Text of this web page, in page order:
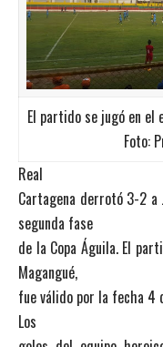
El partido se jugó en el
Foto:
Real
Cartagena derrotó 3-2 a
segunda fase
de la Copa Águila. El
Magangué,
fue válido por la fecha 4
Los